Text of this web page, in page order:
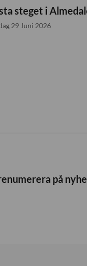
steget i
29 Juni 2026
på